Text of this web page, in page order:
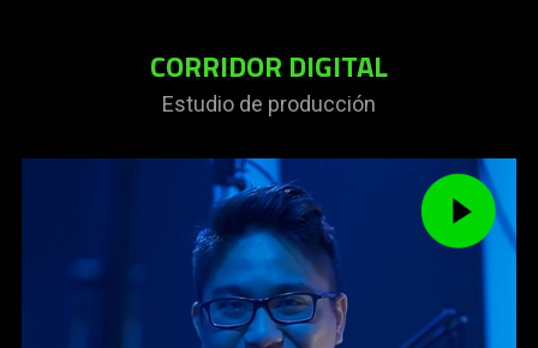
CORRIDOR DIGITAL
Estudio de producción